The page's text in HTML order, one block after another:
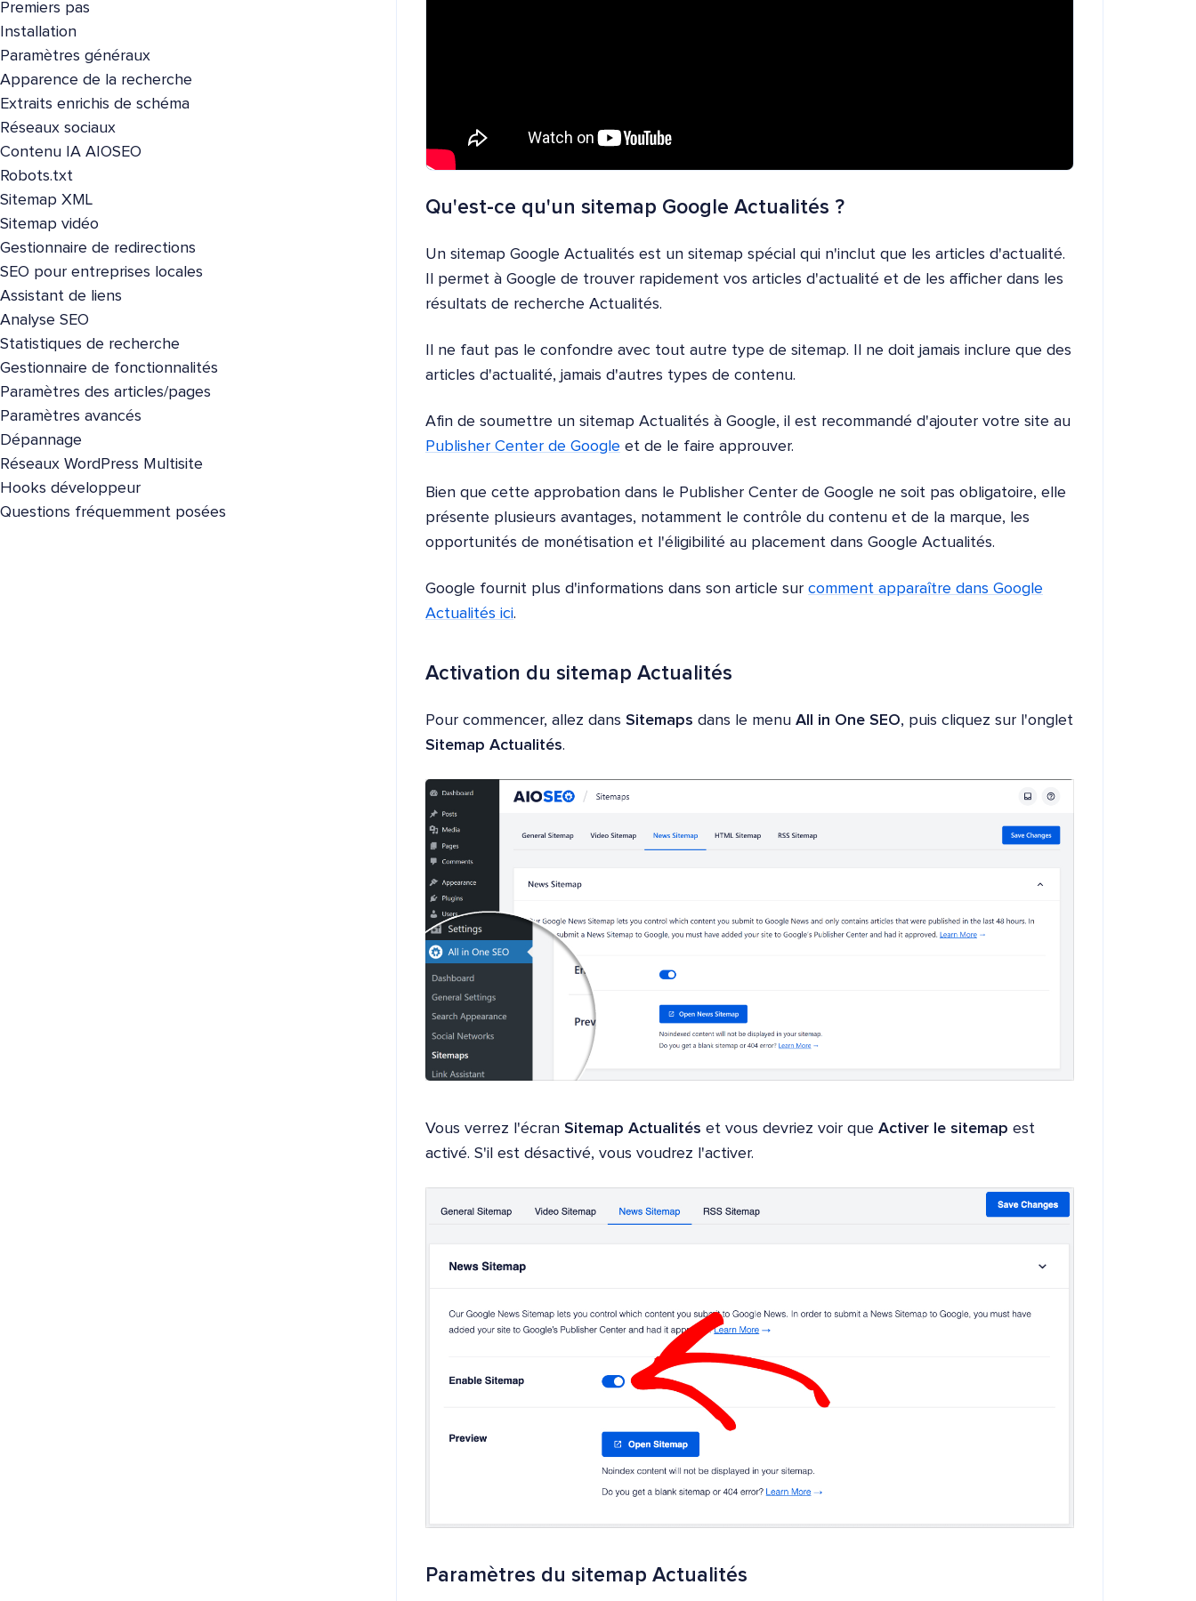
Qu'est-ce qu'un sitemap Google Actualités ?
Un sitemap Google Actualités est un sitemap spécial qui n'inclut que les articles d'actualité.
Il permet à Google de trouver rapidement vos articles d'actualité et de les afficher dans les
résultats de recherche Actualités.
Il ne faut pas le confondre avec tout autre type de sitemap. Il ne doit jamais inclure que des
articles d'actualité, jamais d'autres types de contenu.
Afin de soumettre un sitemap Actualités à Google, il est recommandé d'ajouter votre site au
Publisher Center de Google et de le faire approuver.
Bien que cette approbation dans le Publisher Center de Google ne soit pas obligatoire, elle
présente plusieurs avantages, notamment le contrôle du contenu et de la marque, les
opportunités de monétisation et l'éligibilité au placement dans Google Actualités.
Google fournit plus d'informations dans son article sur comment apparaître dans Google
Actualités ici.
Activation du sitemap Actualités
Pour commencer, allez dans Sitemaps dans le menu All in One SEO, puis cliquez sur l'onglet
Sitemap Actualités.
Vous verrez l'écran Sitemap Actualités et vous devriez voir que Activer le sitemap est
activé. S'il est désactivé, vous voudrez l'activer.
Paramètres du sitemap Actualités
Premiers pas
Installation
Paramètres généraux
Apparence de la recherche
Extraits enrichis de schéma
Réseaux sociaux
Contenu IA AIOSEO
Robots.txt
Sitemap XML
Sitemap vidéo
Gestionnaire de redirections
SEO pour entreprises locales
Assistant de liens
Analyse SEO
Statistiques de recherche
Gestionnaire de fonctionnalités
Paramètres des articles/pages
Paramètres avancés
Dépannage
Réseaux WordPress Multisite
Hooks développeur
Questions fréquemment posées